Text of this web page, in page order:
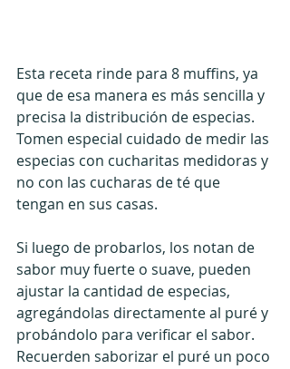
Esta receta rinde para 8 muffins, ya
que de esa manera es más sencilla y
precisa la distribución de especias.
Tomen especial cuidado de medir las
especias con cucharitas medidoras y
no con las cucharas de té que
tengan en sus casas.
Si luego de probarlos, los notan de
sabor muy fuerte o suave, pueden
ajustar la cantidad de especias,
agregándolas directamente al puré y
probándolo para verificar el sabor.
Recuerden saborizar el puré un poco